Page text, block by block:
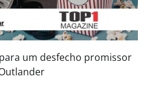
um desfecho promissor